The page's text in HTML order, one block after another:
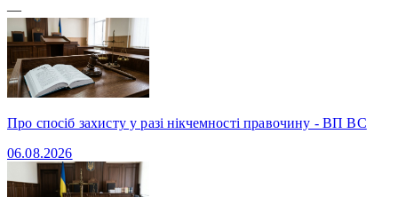
—
Про спосіб захисту у разі нікчемності правочину - ВП ВС
06.08.2026